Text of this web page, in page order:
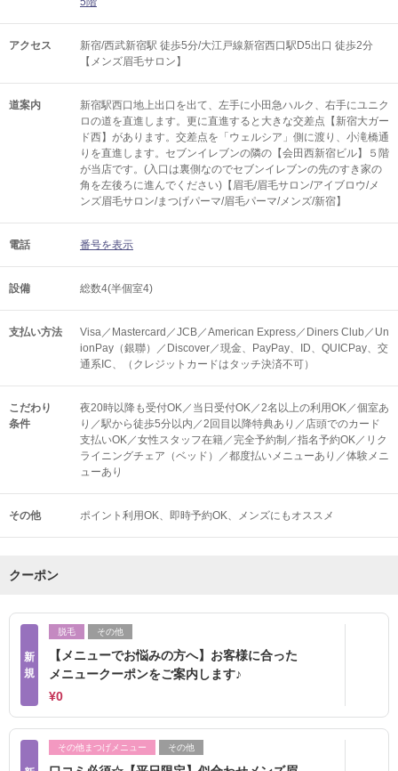
アクセス
新宿/西武新宿駅 徒歩5分/大江戸線新宿西口駅D5出口 徒歩2分
【メンズ眉毛サロン】
道案内
新宿駅西口地上出口を出て、左手に小田急ハルク、右手にユニク
ロの道を直進します。更に直進すると大きな交差点【新宿大ガー
ド西】があります。交差点を「ウェルシア」側に渡り、小滝橋通
りを直進します。セブンイレブンの隣の【会田西新宿ビル】５階
が当店です。(入口は裏側なのでセブンイレブンの先のすき家の
角を左後ろに進んでください)【眉毛/眉毛サロン/アイブロウ/メ
ンズ眉毛サロン/まつげパーマ/眉毛パーマ/メンズ/新宿】
電話 番号を表示
設備 総数4(半個室4)
支払い方法
Visa／Mastercard／JCB／American Express／Diners Club／Un
ionPay（銀聯）／Discover／現金、PayPay、ID、QUICPay、交
通系IC、（クレジットカードはタッチ決済不可）
こだわり
条件
夜20時以降も受付OK／当日受付OK／2名以上の利用OK／個室あ
り／駅から徒歩5分以内／2回目以降特典あり／店頭でのカード
支払いOK／女性スタッフ在籍／完全予約制／指名予約OK／リク
ライニングチェア（ベッド）／都度払いメニューあり／体験メニ
ューあり
その他 ポイント利用OK 即時予約OK メンズにもオススメ
クーポン
新
規
脱毛 その他
【メニューでお悩みの方へ】お客様に合った
メニュークーポンをご案内します♪
¥0
その他まつげメニュー その他